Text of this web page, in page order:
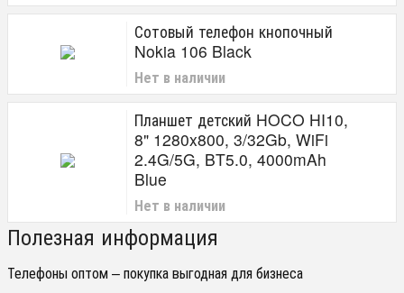
Сотовый телефон кнопочный
Nokia 106 Black
Нет в наличии
Планшет детский HOCO HI10,
8" 1280x800, 3/32Gb, WiFi
2.4G/5G, BT5.0, 4000mAh
Blue
Нет в наличии
Полезная информация
Телефоны оптом – покупка выгодная для бизнеса